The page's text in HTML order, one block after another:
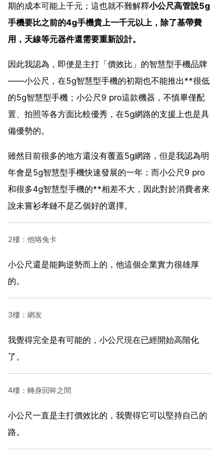
期的成本可能上千元；這也就不難解釋小公尺高管說5g
手機要比之前的4g手機貴上一千元以上，除了基帶費
用，天線等元器件還需要重新設計。
因此我認為，即便是主打「價效比」的智慧型手機品牌
——小公尺，在5g智慧型手機的初期也不能推出**很低
的5g智慧型手機；小公尺9 pro這款機器，不慎畢僅配
置、拍照等各方面比較優秀，在5g網路的支援上也是具
備優勢的。
雖然目前很多的地方還沒有覆蓋5g網路，但是我認為明
年會是5g智慧型手機快速發展的一年；而小公尺9 pro
和很多4g智慧型手機的**相差不大，因此對於消費者來
說未嘗衫孝鏈不是乙個好的選擇。
2樓：他咯兔卡
小公尺還是能夠逆勢而上的，他這個企業實力很雄厚
的。
3樓：網友
我覺得完全是有可能的，小公尺現在已經開始高階化
了。
4樓：轉身回眸之間
小公尺一直是主打價效比的，我覺得它可以堅持自己的
路。